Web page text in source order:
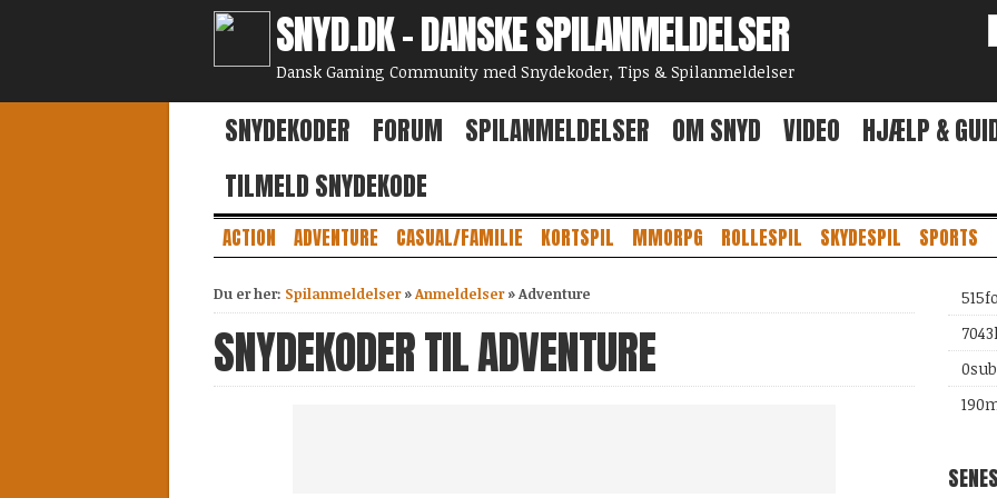
SNYD.DK - DANSKE SPILANMELDELSER
Dansk Gaming Community med Snydekoder, Tips & Spilanmeldelser
SNYDEKODER FORUM SPILANMELDELSER OM SNYD VIDEO
HJÆLP &
TILMELD SNYDEKODE
ACTION ADVENTURE CASUAL/FAMILIE KORTSPIL MMORPG ROLLESPIL SKYDESPIL SPORTS
Du er her: Spilanmeldelser»Anmeldelser»Adventure
SNYDEKODER TIL ADVENTURE
515
7043
0
190